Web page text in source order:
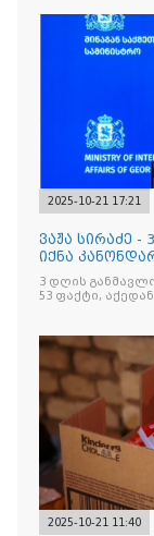
2025-10-21 17:21
ვაჟა სირაძე
იქნა
3 დღის
53 ფაქტი,
2025-10-21 11:40